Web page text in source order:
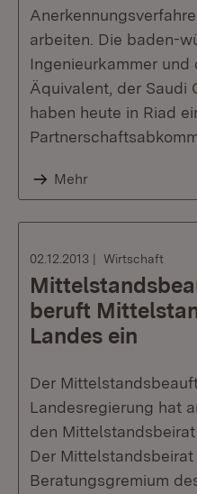
arbeiten. Die baden-
Ingenieurkammer
Äquivalent, der Saudi
haben heute in Riad
Mehr
02.12.2013 Wirtschaft
beruft
Landes ein
Der
Landesregierung hat
den
Der
Beratungsgremium